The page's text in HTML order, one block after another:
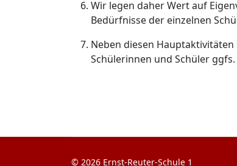
Wir legen daher Wert auf
Bedürfnisse der einzelnen
Neben diesen
Schülerinnen und Schüler
© 2026 Ernst-Reuter-Schule 1